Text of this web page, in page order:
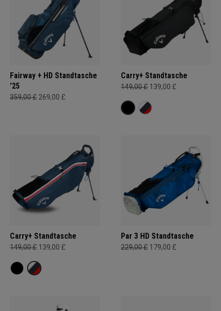
Fairway + HD Standtasche
'25
359,00 £ 269,00 £
Carry+ Standtasche
149,00 £ 139,00 £
Carry+ Standtasche
149,00 £ 139,00 £
Par 3 HD Standtasche
229,00 £ 179,00 £